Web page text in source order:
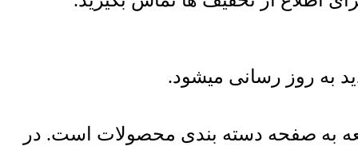
به صفحه دسته بندی محصولات است. در